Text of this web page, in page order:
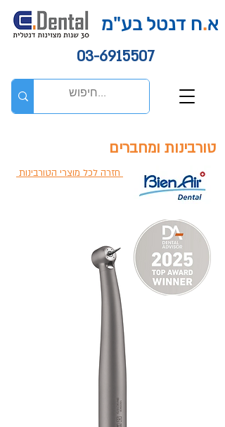
א.ח דנטל בע"מ
03-6915507
חזרה לכל מוצרי הטורבינות
טורבינות ומחברים